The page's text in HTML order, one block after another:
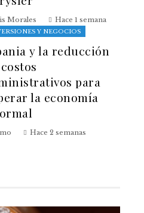
Morales Hace 1 semana
Y NEGOCIOS
y la reducción
para
la economía
Hace 2 semanas